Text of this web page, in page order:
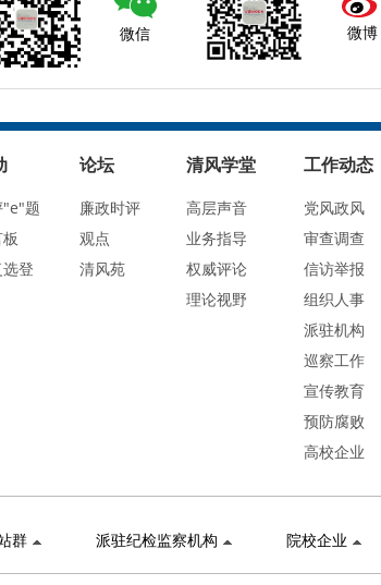
微信 微博
"e"题
登
论坛
廉政时评
观点
清风苑
清风学堂
高层声音
业务指导
权威评论
理论视野
工作动态
党风政风
审查调查
信访举报
组织人事
派驻机构
巡察工作
宣传教育
预防腐败
高校企业
群 派驻纪检监察机构 院校企业